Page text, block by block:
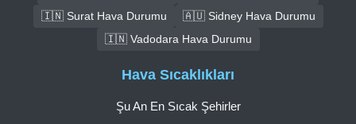
🇮🇳 Surat Hava Durumu
🇦🇺 Sidney Hava Durumu
🇮🇳 Vadodara Hava Durumu
Hava Sıcaklıkları
Şu An En Sıcak Şehirler